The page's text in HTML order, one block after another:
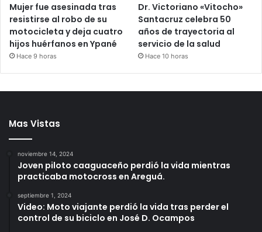
Mujer fue asesinada tras
resistirse al robo de su
motocicleta y deja cuatro
hijos huérfanos en Ypané
Hace 9 horas
Dr. Victoriano «Vitocho»
Santacruz celebra 50
años de trayectoria al
servicio de la salud
Hace 10 horas
Mas Vistas
noviembre 14, 2024
Joven piloto caaguaceño perdió la vida mientras
practicaba motocross en Areguá.
septiembre 1, 2024
Video: Moto viajante perdió la vida tras perder el
control de su biciclo en José D. Ocampos